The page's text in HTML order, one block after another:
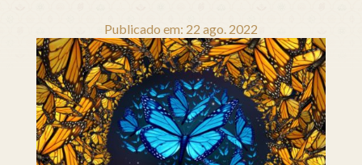
Publicado em: 22 ago. 2022